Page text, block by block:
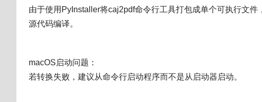
由于使用PyInstaller将caj2pdf命令行工具打包成单个可执行文
源代码编译。
macOS启动问题：
若转换失败，建议从命令行启动程序而不是从启动器启动。